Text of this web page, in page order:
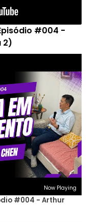
#004 -
2)
Now Playing
#004 - Arthur